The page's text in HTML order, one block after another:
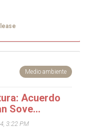
nuestra
Europa...
Medio ambiente
Acuerdo
Sove...
3:22 PM